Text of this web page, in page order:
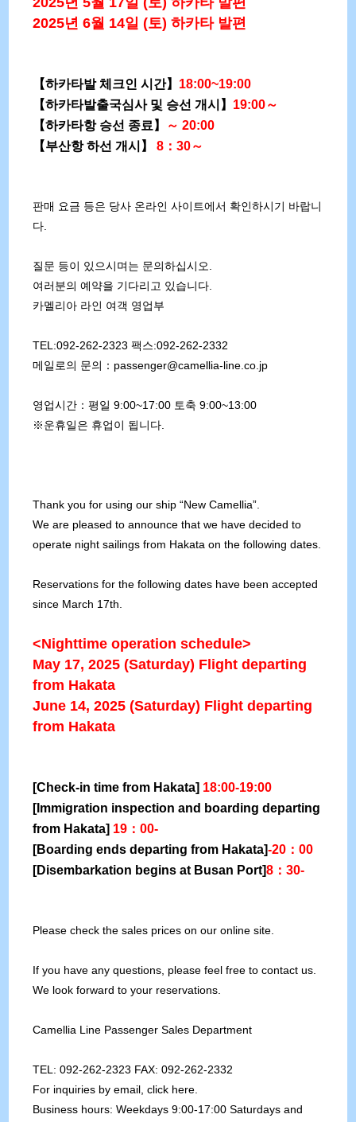
2025년 6월 14일 (토) 하카타 발편
【하카타발 체크인 시간】 18:00~19:00
【하카타발출국심사 및 승선 개시】 19:00～
【하카타항 승선 종료】
～20:00
【부산항 하선 개시】
8：30～
판매 요금 등은 당사 온라인 사이트에서 확인하시기 바랍니
다.
질문 등이 있으시며는 문의하십시오.
여러분의 예약을 기다리고 있습니다.
카멜리아 라인 여객 영업부
TEL:092-262-2323 팩스:092-262-2332
메일로의 문의：passenger@camellia-line.co.jp
영업시간：평일 9:00~17:00 토축 9:00~13:00
※운휴일은 휴업이 됩니다.
Thank you for using our ship “New Camellia”.
We are pleased to announce that we have decided to
operate night sailings from Hakata on the following dates.
Reservations for the following dates have been accepted
since March 17th.
<Nighttime operation schedule>
May 17, 2025 (Saturday) Flight departing
from Hakata
June 14, 2025 (Saturday) Flight departing
from Hakata
[Check-in time from Hakata] 18:00-19:00
[Immigration inspection and boarding departing
from Hakata] 19：00-
[Boarding ends departing from Hakata]‐20：00
[Disembarkation begins at Busan Port]8：30-
Please check the sales prices on our online site.
If you have any questions, please feel free to contact us.
We look forward to your reservations.
Camellia Line Passenger Sales Department
TEL: 092-262-2323 FAX: 092-262-2332
For inquiries by email, click here.
Business hours: Weekdays 9:00-17:00 Saturdays and